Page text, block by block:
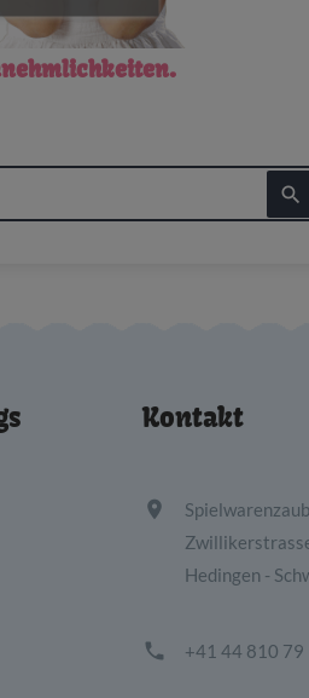

Kontakt

Hedingen -
 +41 44 810 79